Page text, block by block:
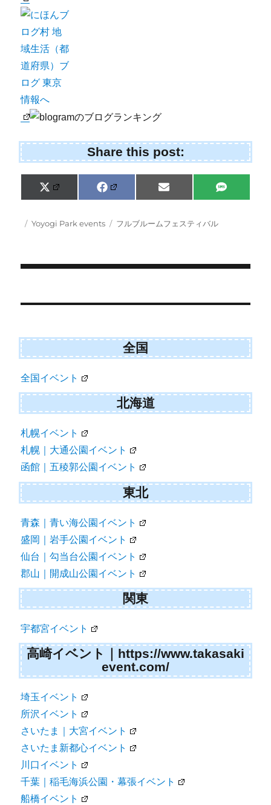
Share this post:
Share
on
X
(
w
i
r
Share
on
F
a
e
Share
on
E
m
i
Share
on
S
M
Posted
Categories
Yoyogi Park events Tags
フルブルームフェスティバル
navigation
全国
全国イベント
北海道
札幌イベント
札幌｜大通公園イベント
函館｜五稜郭公園イベント
東北
青森｜青い海公園イベント
盛岡｜岩手公園イベント
仙台｜勾当台公園イベント
郡山｜開成山公園イベント
関東
宇都宮イベント
高崎イベント｜https://www.takasaki
event.com/
埼玉イベント
所沢イベント
さいたま｜大宮イベント
さいたま新都心イベント
川口イベント
千葉｜稲毛海浜公園・幕張イベント
船橋イベント